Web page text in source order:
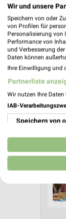
Anzahl
Letztes
Wir und unsere
Speichern von oder
von Profilen für
Personalisierung von
Performance von
und Verbesserung
Daten können
Ihre Einwilligung und
Partnerliste
Wir nutzen Ihre
IAB-
Speichern von
Verwendung
Erstellung von
Erstellung von